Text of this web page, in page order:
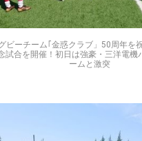
ビーチーム｢金惑クラブ」50周年を
試合を開催！初日は強豪・三洋電機
ームと激突